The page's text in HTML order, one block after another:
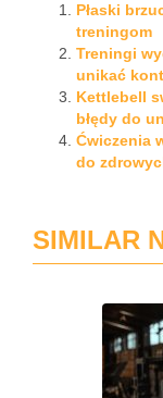
Płaski
treningom
Treningi
unikać
Kettlebell
błędy do
Ćwiczenia
do
SIMILAR